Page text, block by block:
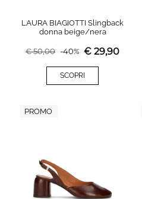
LAURA BIAGIOTTI Slingback
donna beige/nera
€50,00 -40% € 29,90
SCOPRI
PROMO